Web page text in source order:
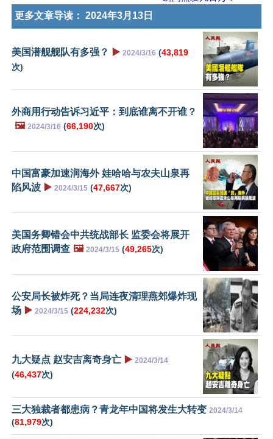
更多文章导读： 2024年3月13日
美国潜舰舰队有多强？ ▶️ 2024/3/16 (43,819
次)
外商用行动告诉习近平：到底谁离不开谁？
🖼️ 2024/3/16 (66,190次)
中国富豪加速润海外 娃哈哈与农夫山泉再
陷风波 ▶️ 2024/3/15 (47,667次)
美国务卿错会中共统战部长 监委会将展开
政府范围调查 🖼️ 2024/3/15 (49,265次)
公安局长被炸死？当局连夜清理燕郊爆炸现
场 ▶️ 2024/3/15 (224,232次)
九大疑点 赵安吉离奇身亡 ▶️ 2024/3/14
(46,437次)
三大独裁者都患病？青龙年中国将发生大转变 2024/3/14
(81,979次)